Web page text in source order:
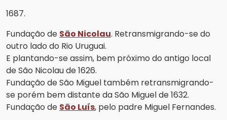
1687.
Fundação de São Nicolau. Retransmigrando-se do
outro lado do Rio Uruguai.
E plantando-se assim, bem próximo do antigo local
de São Nicolau de 1626.
Fundação de São Miguel também retransmigrando-
se porém bem distante da São Miguel de 1632.
Fundação de São Luís, pelo padre Miguel Fernandes.